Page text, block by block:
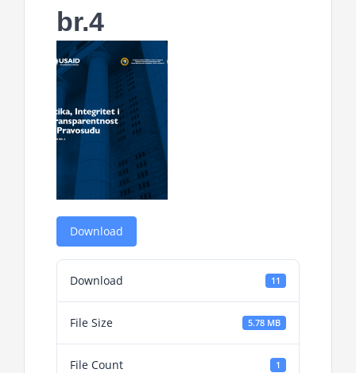
br.4
Download
Download 11
File Size 5.78 MB
File Count 1